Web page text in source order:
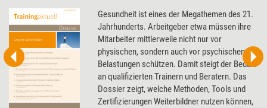
Gesundheit ist eines der Megathemen des 21.
Jahrhunderts. Arbeitgeber etwa müssen ihre
Mitarbeiter mittlerweile nicht nur vor
physischen, sondern auch vor psychischen
Belastungen schützen. Damit steigt der Bedarf
an qualifizierten Trainern und Beratern. Das
Dossier zeigt, welche Methoden, Tools und
Zertifizierungen Weiterbildner nutzen können,